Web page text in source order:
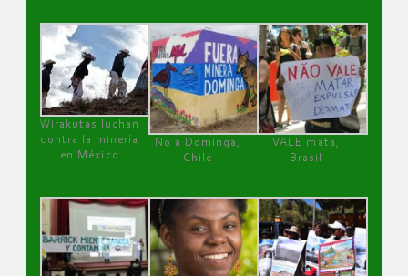
Wirakutas luchan
contra la minería
en México
No a Dominga,
Chile
VALE mata,
Brasil